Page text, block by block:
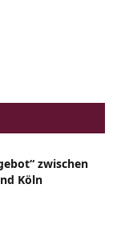
zwischen
Köln